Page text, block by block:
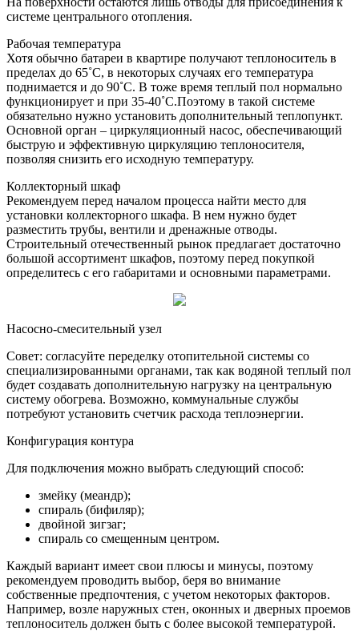
системе центрального отопления.
Рабочая температура
Хотя обычно батареи в квартире получают теплоноситель в
пределах до 65˚С, в некоторых случаях его температура
поднимается и до 90˚С. В тоже время теплый пол нормально
функционирует и при 35-40˚С.Поэтому в такой системе
обязательно нужно установить дополнительный теплопункт.
Основной орган – циркуляционный насос, обеспечивающий
быструю и эффективную циркуляцию теплоносителя,
позволяя снизить его исходную температуру.
Коллекторный шкаф
Рекомендуем перед началом процесса найти место для
установки коллекторного шкафа. В нем нужно будет
разместить трубы, вентили и дренажные отводы.
Строительный отечественный рынок предлагает достаточно
большой ассортимент шкафов, поэтому перед покупкой
определитесь с его габаритами и основными параметрами.
Насосно-смесительный узел
Совет: согласуйте переделку отопительной системы со
специализированными органами, так как водяной теплый пол
будет создавать дополнительную нагрузку на центральную
систему обогрева. Возможно, коммунальные службы
потребуют установить счетчик расхода теплоэнергии.
Конфигурация контура
Для подключения можно выбрать следующий способ:
змейку (меандр);
спираль (бифиляр);
двойной зигзаг;
спираль со смещенным центром.
Каждый вариант имеет свои плюсы и минусы, поэтому
рекомендуем проводить выбор, беря во внимание
собственные предпочтения, с учетом некоторых факторов.
Например, возле наружных стен, оконных и дверных проемов
теплоноситель должен быть с более высокой температурой.